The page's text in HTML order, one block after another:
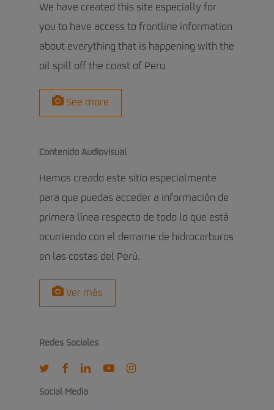
We have created this site especially for
you to have access to frontline information
about everything that is happening with the
oil spill off the coast of Peru.
See more
Contenido Audiovisual
Hemos creado este sitio especialmente
para que puedas acceder a información de
primera línea respecto de todo lo que está
ocurriendo con el derrame de hidrocarburos
en las costas del Perú.
Ver más
Redes Sociales
twitterfacebooklinkedinyoutubeinstagram
Social Media